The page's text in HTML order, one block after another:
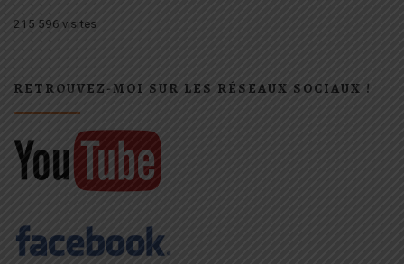
215 596 visites
RETROUVEZ-MOI SUR LES RÉSEAUX SOCIAUX !